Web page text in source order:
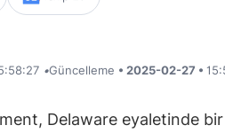
•Güncelleme • 2025-02-27 •
Delaware eyaletinde